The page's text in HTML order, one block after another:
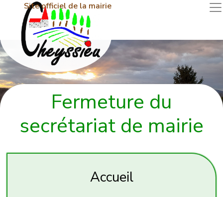
Site officiel de la mairie
Fermeture du
secrétariat de mairie
Accueil